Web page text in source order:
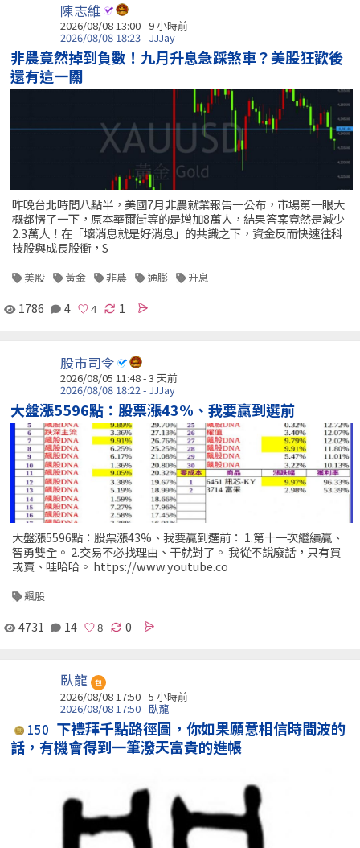
陳志維
2026/08/08 13:00 -9 小時前
2026/08/08 18:23 - JJJay
非農竟然掉到負數！九月升息急踩煞車？美股狂歡後
還有這一關
昨晚台北時間八點半，美國7月非農就業報告一公布，市場第一眼大
概都愣了一下，原本華爾街等的是增加8萬人，結果答案竟然是減少
2.3萬人！在「壞消息就是好消息」的共識之下，資金反而快速往科
技股與成長股衝，S
美股 黃金 非農 通膨 升息
1786 4 1
股市司令
2026/08/05 11:48 - 3 天前
2026/08/08 18:22 - JJJay
大盤漲5596點：股票漲43%、我要贏到選前
大盤漲5596點：股票漲43%、我要贏到選前： 1.第十一次繼續贏、
智勇雙全。 2.交易不必找理由、干就對了。 我從不說廢話，只有買
或賣、哇哈哈。 https://www.youtube.co
飆股
4731 14 0
臥龍 包
2026/08/08 17:50 -5 小時前
2026/08/08 17:50 - 臥龍
150 下禮拜千點路徑圖，你如果願意相信時間波的
話，有機會得到一筆潑天富貴的進帳